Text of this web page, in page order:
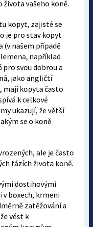
vašeho koně.
kopyt, zajisté se
je pro stav kopyt
(v našem případě
například
svou dobrou a
jako angličtí
mají kopyta často
k celkové
ukazují, že větší
se o koně
ale je často
fázích života koně.
dostihovými
boxech, krmeni
zatěžování a
vést k